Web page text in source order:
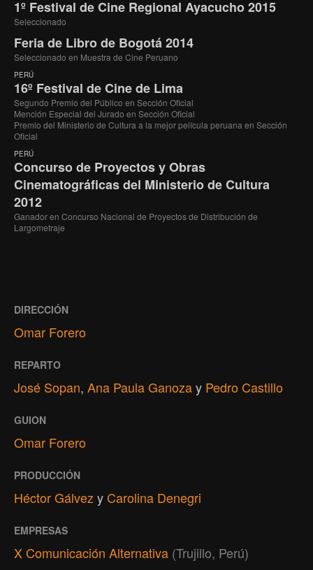
1º Festival de Cine Regional Ayacucho 2015
Seleccionado
Feria de Libro de Bogotá 2014
Seleccionado en Muestra de Cine Peruano
PERÚ
16º Festival de Cine de Lima
Segundo Premio del Público en Sección Oficial
Mención Especial del Jurado en Sección Oficial
Premio del Ministerio de Cultura a la mejor película peruana en Sección
Oficial
PERÚ
Concurso de Proyectos y Obras
Cinematográficas del Ministerio de Cultura
2012
Ganador en Concurso Nacional de Proyectos de Distribución de
Largometraje
DIRECCIÓN
Omar Forero
REPARTO
José Sopan, Ana Paula Ganozay Pedro Castillo
GUION
Omar Forero
PRODUCCIÓN
Héctor Gálvezy Carolina Denegri
EMPRESAS
X Comunicación Alternativa (Trujillo, Perú)